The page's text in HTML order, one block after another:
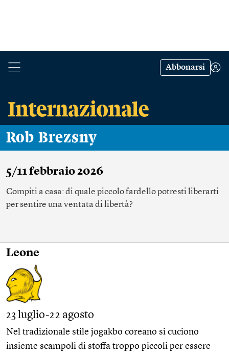
Abbonarsi
Rob Brezsny
5/11 febbraio 2026
Compiti a casa: di quale piccolo fardello potresti liberarti
per sentire una ventata di libertà?
Leone
23 luglio-22 agosto
Nel tradizionale stile jogakbo coreano si cuciono
insieme scampoli di stoffa troppo piccoli per essere